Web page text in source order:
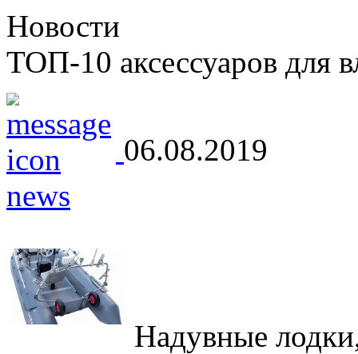
Новости
ТОП-10 аксессуаров для
06.08.2019
Надувные